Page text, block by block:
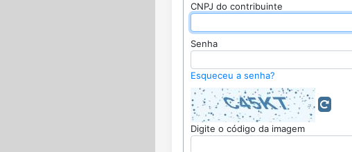
CNPJ do contribuinte
Senha
Esqueceu a senha?
Digite o código da imagem